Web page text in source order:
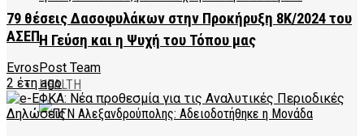
Η Γεύση και η Ψυχή του Τόπου μας
HEALTH
79 θέσεις Δασοφυλάκων στην Προκήρυξη 8K/2024 του
ΑΣΕΠ
EvrosPost Team
2 έτη ago